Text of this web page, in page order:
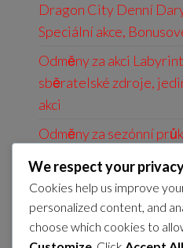
Dragon City Denní
Speciální akce,
Odměny za akci
sběratelské zdroje,
akci
Odměny za sezónní
Prémiové zdroje
Dragon City Denní
Unikátní předměty,
We respect your
Cookies help us improve
personalized content, and
choose which cookies to